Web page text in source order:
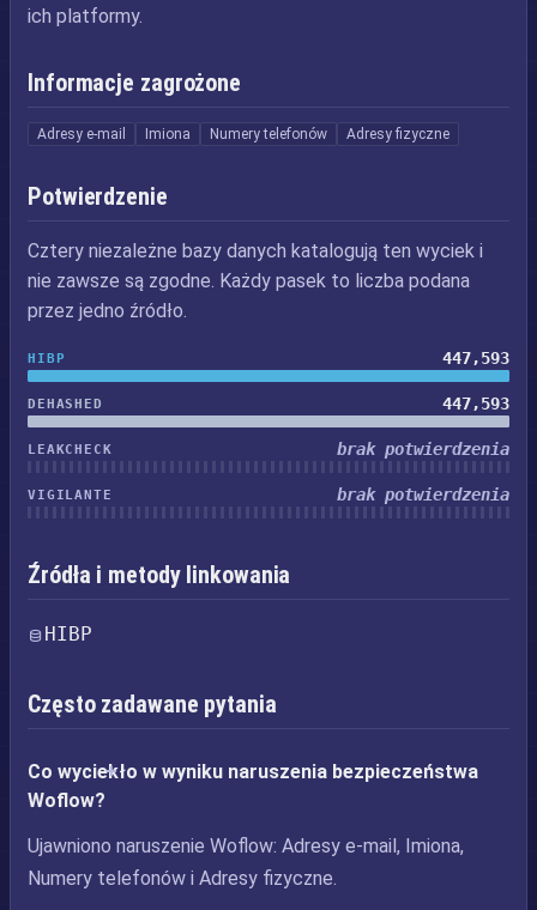
ich platformy.
Informacje zagrożone
Adresy e-mail Imiona Numery telefonów Adresy fizyczne
Potwierdzenie
Cztery niezależne bazy danych katalogują ten wyciek i
nie zawsze są zgodne. Każdy pasek to liczba podana
przez jedno źródło.
HIBP 447,593
DEHASHED 447,593
LEAKCHECK brak potwierdzenia
VIGILANTE brak potwierdzenia
Źródła i metody linkowania
HIBP
Często zadawane pytania
Co wyciekło w wyniku naruszenia bezpieczeństwa
Woflow?
Ujawniono naruszenie Woflow: Adresy e-mail, Imiona,
Numery telefonów i Adresy fizyczne.